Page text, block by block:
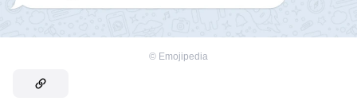
© Emojipedia